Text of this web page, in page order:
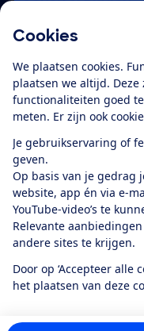
Cookies
We plaatsen cookies.
plaatsen we altijd.
functionaliteiten goed
meten. Er zijn ook
Je gebruikservaring of
geven.
Op basis van je gedrag
website, app én via e-
YouTube-video’s te
Relevante
andere sites te krijgen.
Door op ‘Accepteer alle
het plaatsen van deze
Alles
app
Algemene
Cookiebeleid
RSS-
12.901consumenten